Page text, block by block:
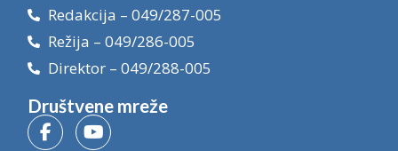
Redakcija – 049/287-005
Režija – 049/286-005
Direktor – 049/288-005
Društvene mreže